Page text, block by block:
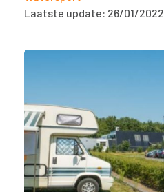
Laatste update: 26/01/2022